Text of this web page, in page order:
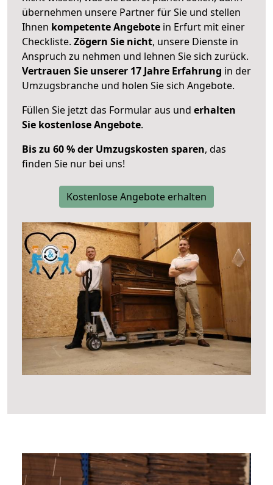
übernehmen unsere Partner für Sie und stellen
Ihnen kompetente Angebote in Erfurt mit einer
Checkliste. Zögern Sie nicht, unsere Dienste in
Anspruch zu nehmen und lehnen Sie sich zurück.
Vertrauen Sie unserer 17 Jahre Erfahrung in der
Umzugsbranche und holen Sie sich Angebote.
Füllen Sie jetzt das Formular aus und erhalten
Sie kostenlose Angebote.
Bis zu 60 % der Umzugskosten sparen, das
finden Sie nur bei uns!
Kostenlose Angebote erhalten